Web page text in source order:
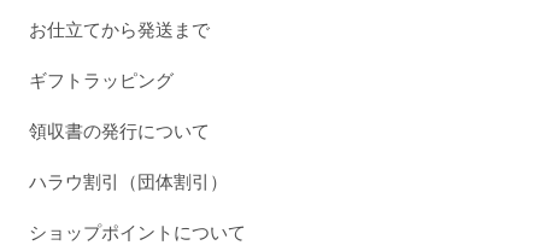
お仕立てから発送まで
ギフトラッピング
領収書の発行について
ハラウ割引（団体割引）
ショップポイントについて